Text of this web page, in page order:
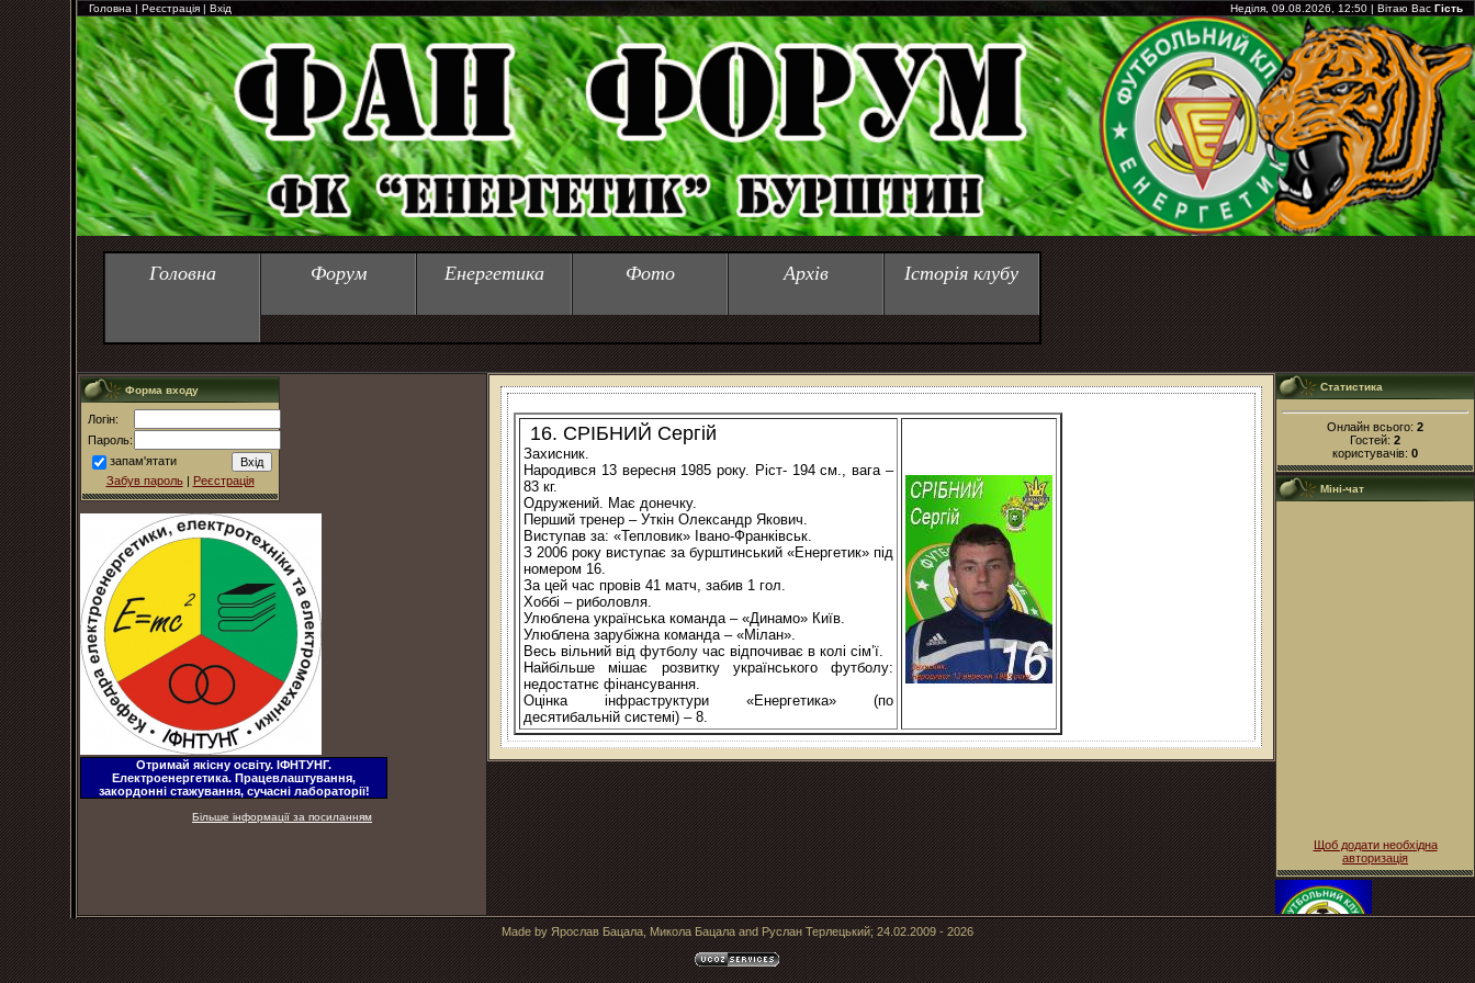
Головна | Реєстрація | Вхід Неділя, 09.08.2026, 12:50 | Вітаю Вас Гість
Головна Форум Енергетика Фото Архів Історія клубу
Форма входу
Логін:
Пароль:
запам'ятати
Забув пароль| Реєстрація
Отримай якісну освіту. ІФНТУНГ.
Електроенергетика. Працевлаштування,
закордонні стажування, сучасні лабораторії!
Більше інформації за посиланням
16. СРІБНИЙ Сергій
Захисник.
Народився 13 вересня 1985 року. Ріст- 194 см., вага –
83 кг.
Одружений. Має донечку.
Перший тренер – Уткін Олександр Якович.
Виступав за: «Тепловик» Івано-Франківськ.
З 2006 року виступає за бурштинський «Енергетик» під
номером 16.
За цей час провів 41 матч, забив 1 гол.
Хоббі – риболовля.
Улюблена українська команда – «Динамо» Київ.
Улюблена зарубіжна команда – «Мілан».
Весь вільний від футболу час відпочиває в колі сім’ї.
Найбільше мішає розвитку українського футболу:
недостатнє фінансування.
Оцінка інфраструктури «Енергетика» (по
десятибальній системі) – 8.
Статистика
Онлайн всього: 2
Гостей: 2
користувачів: 0
Міні-чат
Щоб додати необхідна
авторизація
Made by Ярослав Бацала, Микола Бацала and Руслан Терлецький; 24.02.2009 - 2026